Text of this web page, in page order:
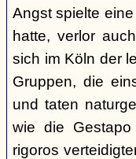
Angst spielte
hatte, verlor
sich im Köln der
Gruppen, die
und taten
wie die
rigoros